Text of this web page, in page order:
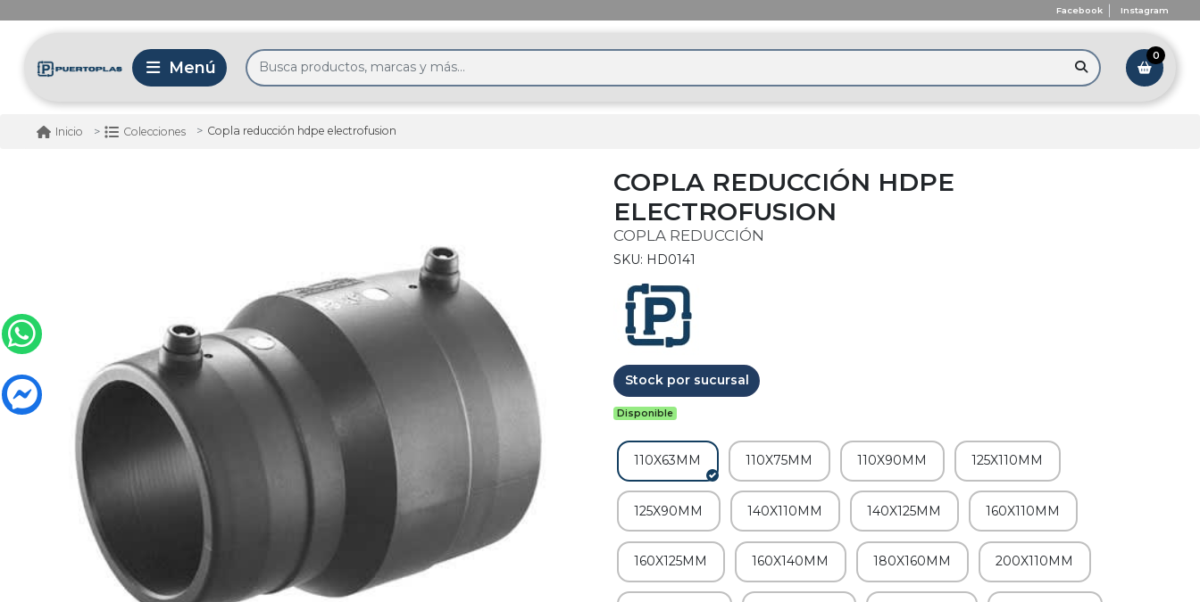
Facebook Instagram
0
Inicio Colecciones Copla reducción hdpe electrofusion
COPLA REDUCCIÓN HDPE
ELECTROFUSION
COPLA REDUCCIÓN
SKU: HD0141
Stock por sucursal
Disponible
110X63MM 110X75MM 110X90MM 125X110MM
125X90MM 140X110MM 140X125MM 160X110MM
160X125MM 160X140MM 180X160MM 200X110MM